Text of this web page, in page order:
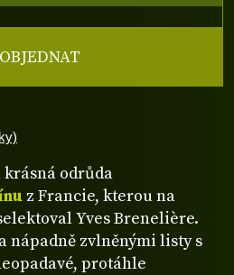
odrůda
z Francie, kterou na
Yves Brenelière.
nápadně zvlněnými listy s
protáhle